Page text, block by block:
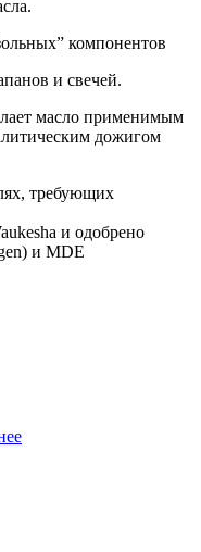
компонентов
и свечей.
масло применимым
дожигом
требующих
и одобрено
и MDE